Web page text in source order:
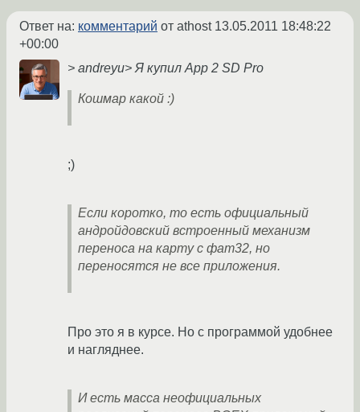
Ответ на: комментарий от athost 13.05.2011 18:48:22
+00:00
> andreyu> Я купил App 2 SD Pro
Кошмар какой :)
;)
Если коротко, то есть официальный
андройдовский встроенный механизм
переноса на карту с фат32, но
переносятся не все приложения.
Про это я в курсе. Но с программой удобнее
и нагляднее.
И есть масса неофициальных